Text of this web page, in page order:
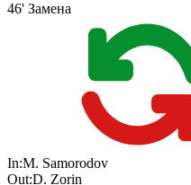
46' Замена
In:M. Samorodov
Out:D. Zorin